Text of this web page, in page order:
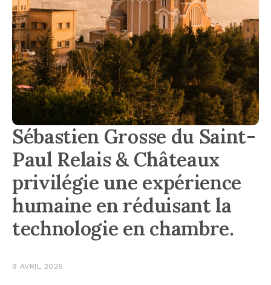
Sébastien Grosse du Saint-
Paul Relais & Châteaux
privilégie une expérience
humaine en réduisant la
technologie en chambre.
9 AVRIL 2026